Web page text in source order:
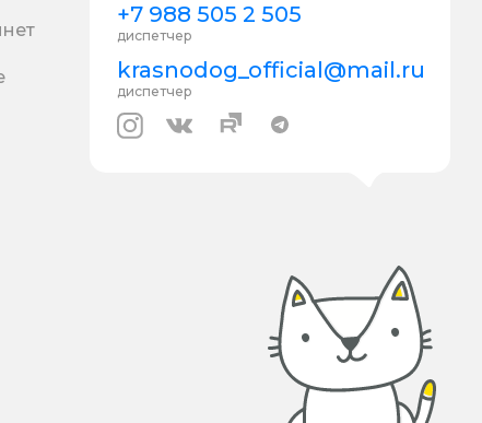
+7 988 505 2 505
диспетчер
krasnodog_official@mail.ru
диспетчер